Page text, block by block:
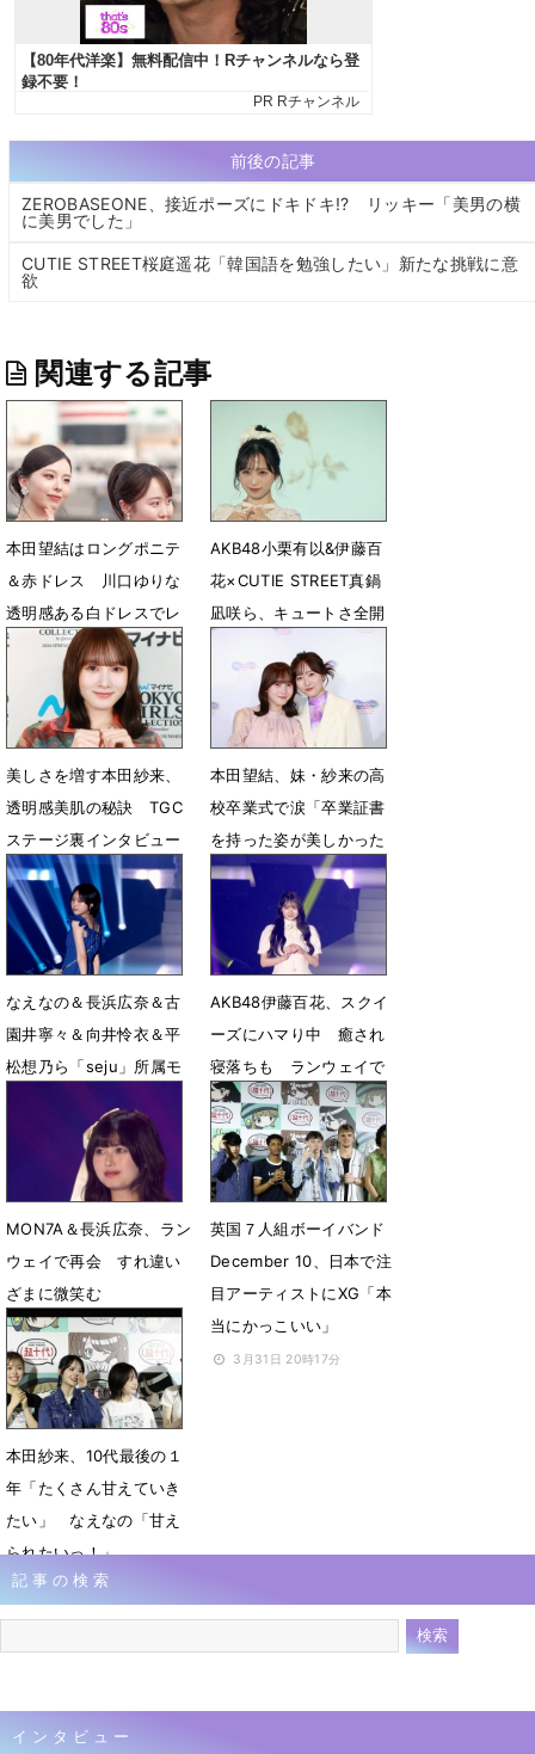
前後の記事
ZEROBASEONE、接近ポーズにドキドキ!? リッキー「美男の横
に美男でした」
CUTIE STREET桜庭遥花「韓国語を勉強したい」新たな挑戦に意
欲
関連する記事
本田望結はロングポニテ
＆赤ドレス 川口ゆりな
透明感ある白ドレスでレ
カペ
5月5日 22時50分
AKB48小栗有以&伊藤百
花×CUTIE STREET真鍋
凪咲ら、キュートさ全開
4月20日 07時38分
美しさを増す本田紗来、
透明感美肌の秘訣 TGC
ステージ裏インタビュー
4月8日 19時00分
本田望結、妹・紗来の高
校卒業式で涙「卒業証書
を持った姿が美しかった
です」
4月1日 21時33分
なえなの＆長浜広奈＆古
園井寧々＆向井怜衣＆平
松想乃ら「seju」所属モ
4月1日 11時38分
AKB48伊藤百花、スクイ
ーズにハマり中 癒され
寝落ちも ランウェイで
美スタイル
4月1日 10時33分
MON7A＆長浜広奈、ラン
ウェイで再会 すれ違い
ざまに微笑む
4月1日 09時40分
英国７人組ボーイバンド
December 10、日本で注
目アーティストにXG「本
当にかっこいい」
3月31日 20時17分
本田紗来、10代最後の１
年「たくさん甘えていき
たい」 なえなの「甘え
られたいっ！」
3月31日 19時10分
記事の検索
インタビュー